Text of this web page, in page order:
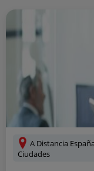
A Distancia
Ciudades